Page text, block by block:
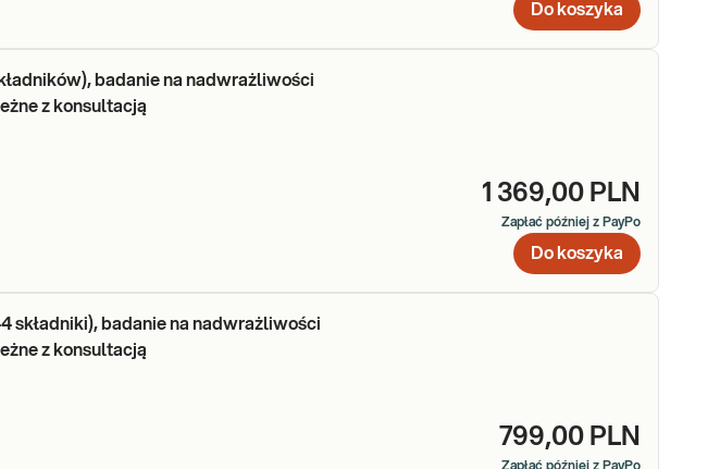
Do koszyka
badanie na nadwrażliwości
z konsultacją
1 369,00 PLN
Zapłać później z PayPo
Do koszyka
składniki), badanie na nadwrażliwości
z konsultacją
799,00 PLN
Zapłać później z PayPo